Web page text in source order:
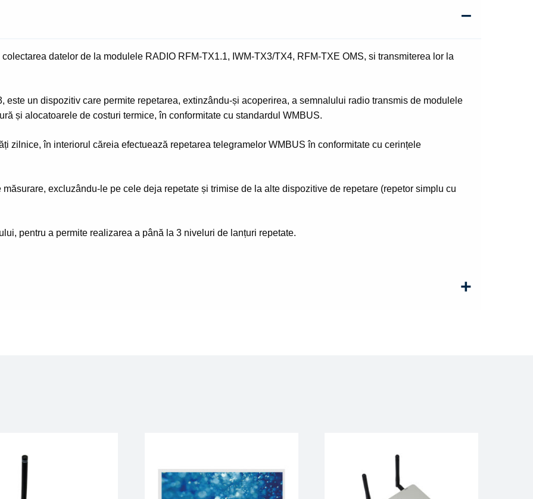
datelor de la modulele RADIO RFM-TX1.1, IWM-TX3/TX4, RFM-TXE OMS, si transmiterea lor la
este un dispozitiv care permite repetarea, extinzându-și acoperirea, a semnalului radio transmis de modulele
și alocatoarele de costuri termice, în conformitate cu standardul WMBUS.
zilnice, în interiorul căreia efectuează repetarea telegramelor WMBUS în conformitate cu cerințele
excluzându-le pe cele deja repetate și trimise de la alte dispozitive de repetare (repetor simplu cu
pentru a permite realizarea a până la 3 niveluri de lanțuri repetate.